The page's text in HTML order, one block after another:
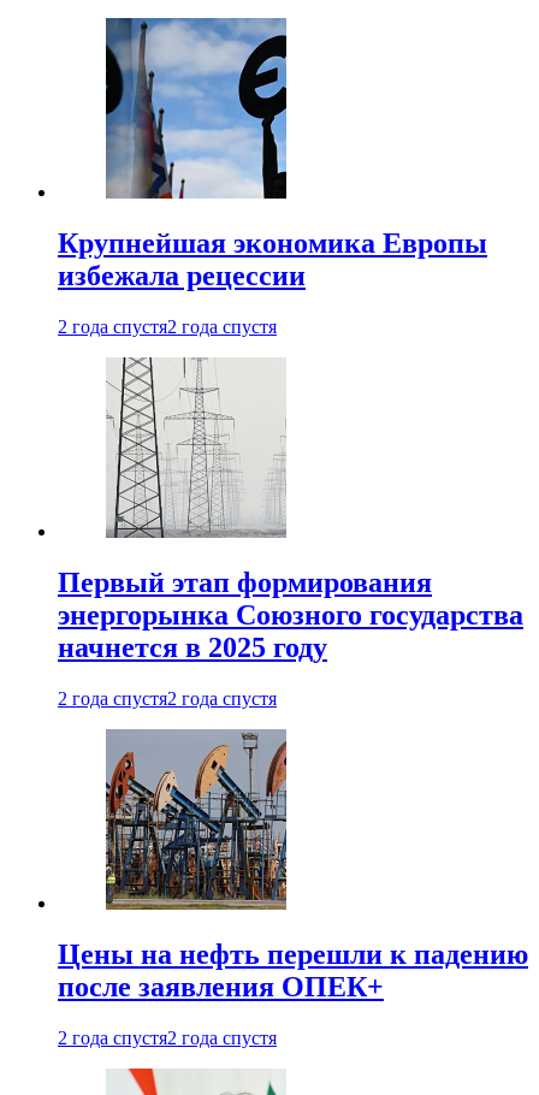
Крупнейшая экономика Европы
избежала рецессии
2 года спустя2 года спустя
Первый этап формирования
энергорынка Союзного государства
начнется в 2025 году
2 года спустя2 года спустя
Цены на нефть перешли к падению
после заявления ОПЕК+
2 года спустя2 года спустя